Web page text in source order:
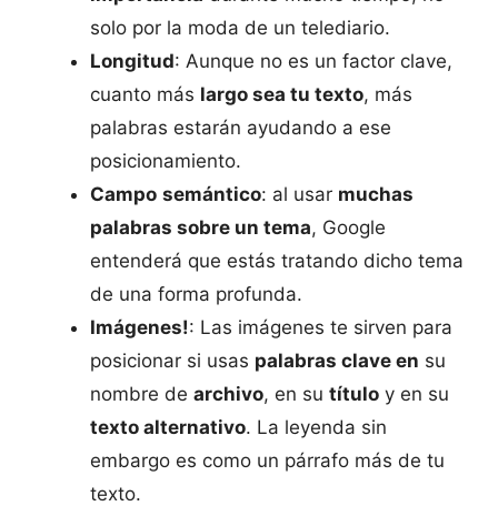
solo por la moda de un telediario.
Longitud: Aunque no es un factor clave,
cuanto más largo sea tu texto, más
palabras estarán ayudando a ese
posicionamiento.
Campo semántico: al usar muchas
palabras sobre un tema, Google
entenderá que estás tratando dicho tema
de una forma profunda.
Imágenes!: Las imágenes te sirven para
posicionar si usas palabras clave en su
nombre de archivo, en su título y en su
texto alternativo. La leyenda sin
embargo es como un párrafo más de tu
texto.